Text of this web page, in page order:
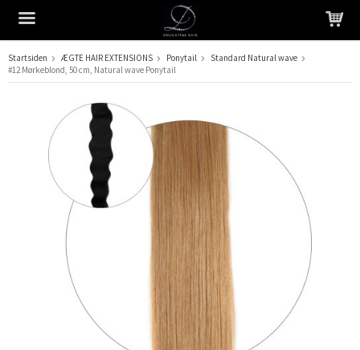
Produktet er blevet tilføjet til din indkøbskurv
Startsiden ÆGTE HAIR EXTENSIONS Ponytail
Standard Natural wave
#12 Mørkeblond, 50 cm, Natural wave Ponytail